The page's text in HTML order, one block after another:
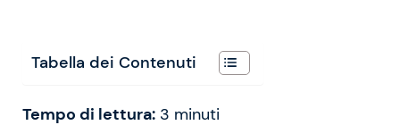
Tabella dei Contenuti
Tempo di lettura: 3 minuti